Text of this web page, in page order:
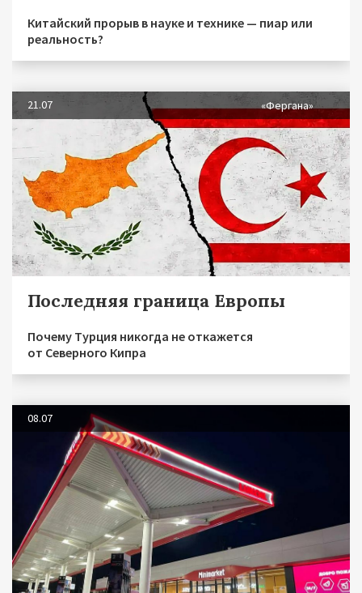
Китайский прорыв в науке и технике — пиар или
реальность?
21.07 «Фергана»
Последняя граница Европы
Почему Турция никогда не откажется
от Северного Кипра
08.07